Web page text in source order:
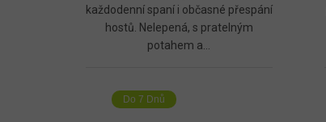
každodenní spaní i občasné přespání
hostů. Nelepená, s pratelným
potahem a...
Do 7 Dnů